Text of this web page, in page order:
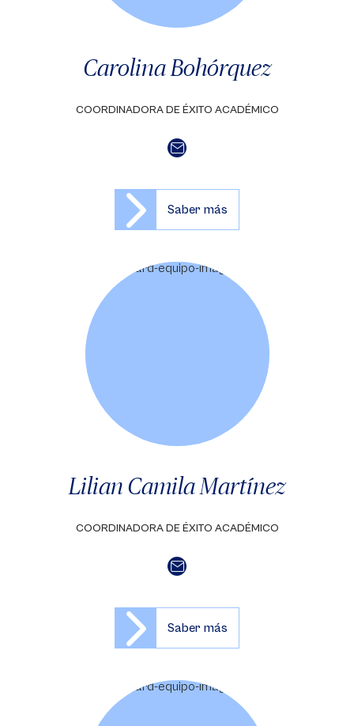
Carolina Bohórquez
COORDINADORA DE ÉXITO ACADÉMICO
Saber más
Lilian Camila Martínez
COORDINADORA DE ÉXITO ACADÉMICO
Saber más